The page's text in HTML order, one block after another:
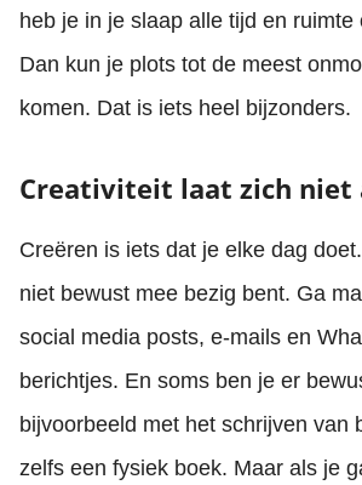
heb je in je slaap alle tijd en ruimte
Dan kun je plots tot de meest
komen. Dat is iets heel bijzonders.
Creativiteit laat zich niet
Creëren is iets dat je elke dag
niet bewust mee bezig bent. Ga
social media posts, e-mails en
berichtjes. En soms ben je er
bijvoorbeeld met het schrijven van
zelfs een fysiek boek. Maar als je